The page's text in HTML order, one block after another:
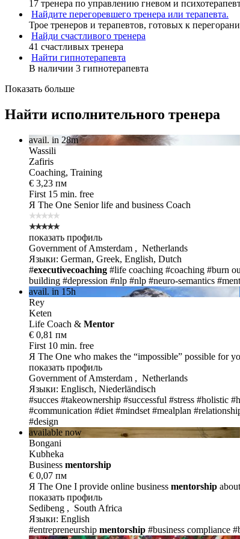
17 тренера по управлению гневом и
Найдите перегоревшего тренера или терапевта.
Трое тренеров и терапевтов, готовых к
Найди счастливого тренера
41 счастливых тренера
Найти гипнотерапевта
В наличии 3 гипнотерапевта
Показать больше
Найти исполнительного тренера
avail. in 28m
Wassili
Zafiris
Coaching, Training
€ 3,23 пм
First 15 min. free
Я The One Senior life and business Coach
показать профиль
Government of Amsterdam , Netherlands
Языки: German, Greek, English, Dutch
#executivecoaching #life coaching #coaching #burn
building #depression #nlp #nlp #neuro-semantics
avail. in 15h
Rey
Keten
Life Coach & Mentor
€ 0,81 пм
First 10 min. free
Я The One who makes the “impossible” possible for
показать профиль
Government of Amsterdam , Netherlands
Языки: Englisch, Niederländisch
#succes #takeownership #successful #stress #holistic
#communication #diet #mindset #mealplan
#design
available now
Bongani
Kubheka
Business mentorship
€ 0,07 пм
Я The One I provide online business mentorship
показать профиль
Sedibeng , South Africa
Языки: English
#entrepreneurship mentorship #business compliance